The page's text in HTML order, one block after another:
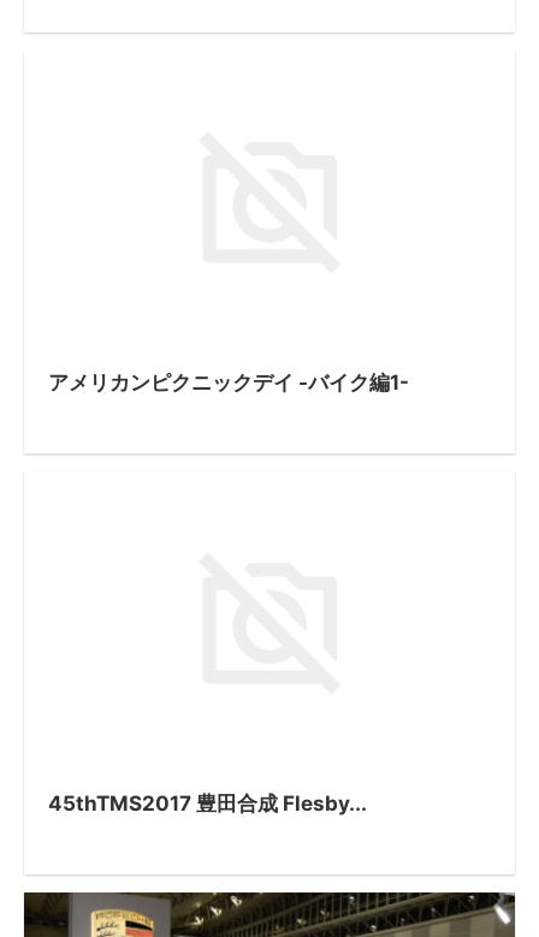
アメリカンピクニックデイ -バイク編1-
45thTMS2017 豊田合成 Flesby...